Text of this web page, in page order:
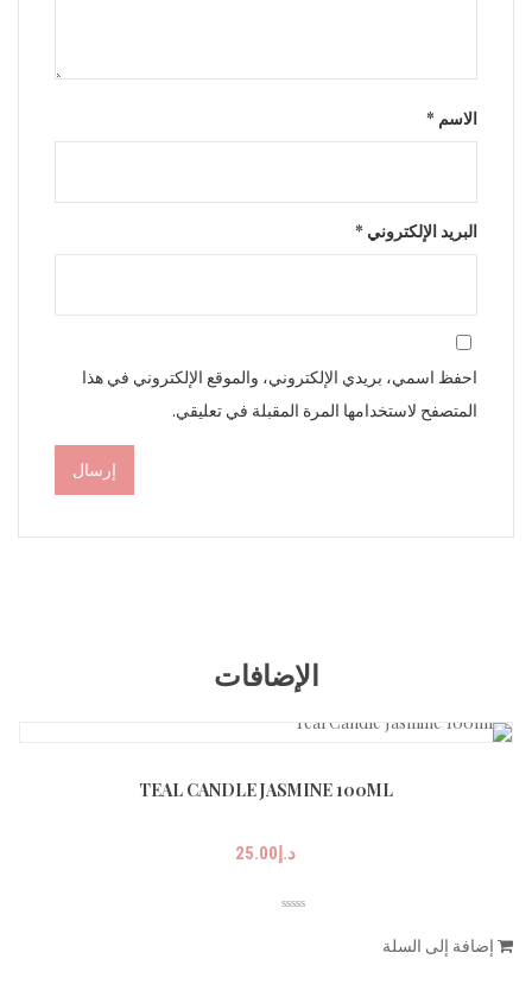
الاسم *
البريد الإلكتروني *
احفظ اسمي، بريدي الإلكتروني، والموقع الإلكتروني في هذا
المتصفح لاستخدامها المرة المقبلة في تعليقي.
الإضافات
TEAL CANDLE JASMINE 100ML
د.إ25.00
إضافة إلى السلة